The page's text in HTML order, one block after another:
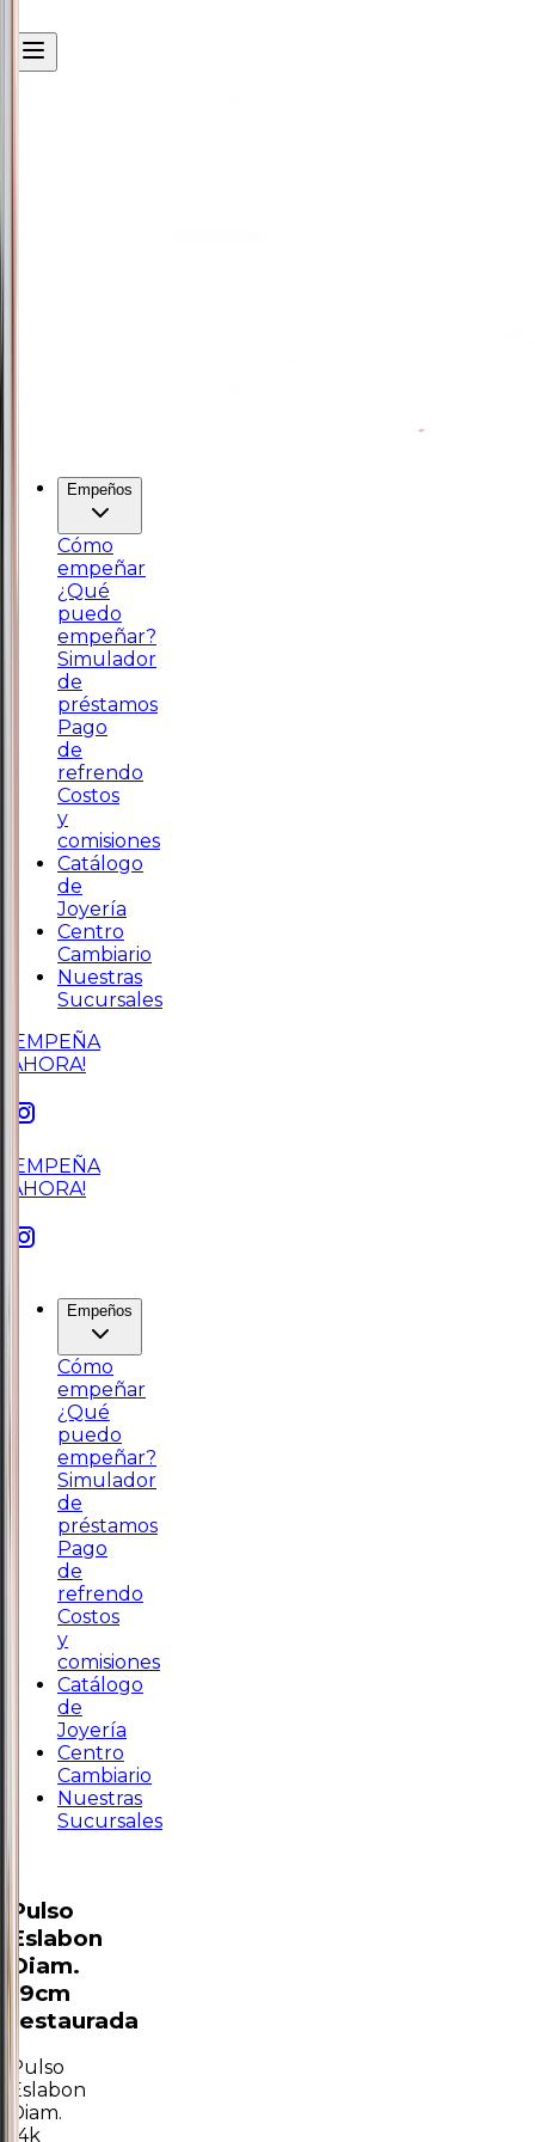
Empeños
Cómo
empeñar
¿Qué
puedo
empeñar?
Simulador
de
préstamos
Pago
de
refrendo
Costos
y
comisiones
Catálogo
de
Joyería
Centro
Cambiario
Nuestras
Sucursales
¡EMPEÑA
AHORA!
¡EMPEÑA
AHORA!
Empeños
Cómo
empeñar
¿Qué
puedo
empeñar?
Simulador
de
préstamos
Pago
de
refrendo
Costos
y
comisiones
Catálogo
de
Joyería
Centro
Cambiario
Nuestras
Sucursales
Pulso
Eslabon
Diam.
19cm
restaurada
Pulso
Eslabon
Diam.
14k